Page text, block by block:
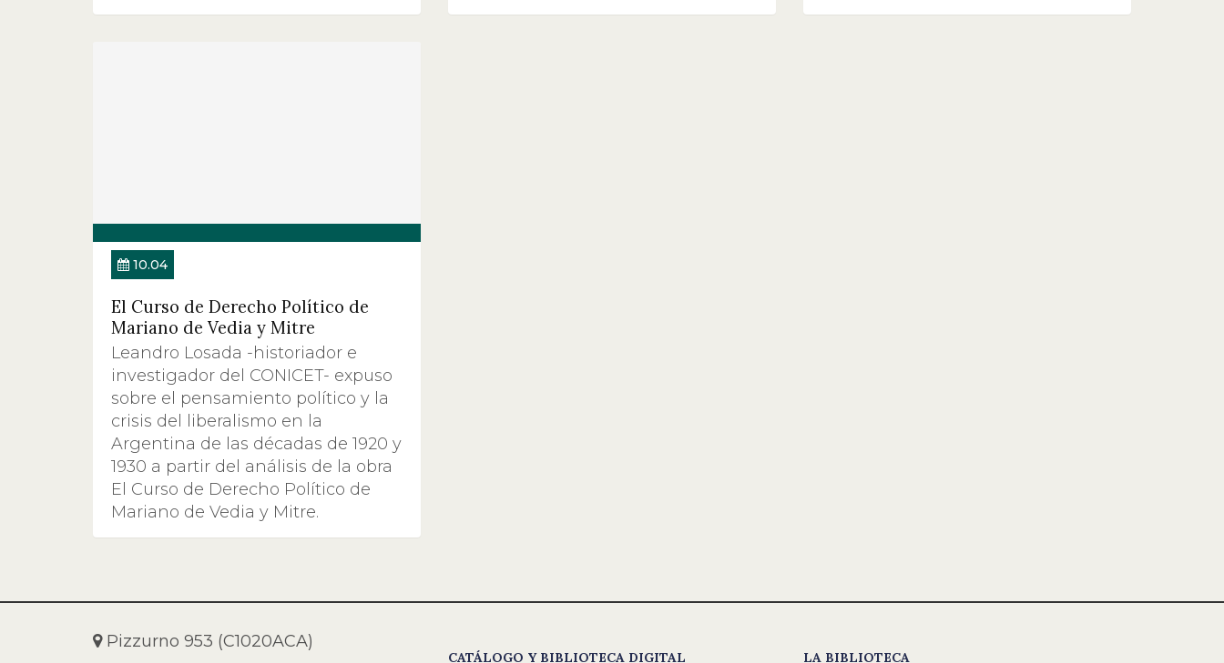
10.04
El Curso de Derecho Político de
Mariano de Vedia y Mitre
Leandro Losada -historiador e
investigador del CONICET- expuso
sobre el pensamiento político y la
crisis del liberalismo en la
Argentina de las décadas de 1920 y
1930 a partir del análisis de la obra
El Curso de Derecho Político de
Mariano de Vedia y Mitre.
Pizzurno 953 (C1020ACA)
CATÁLOGO Y BIBLIOTECA DIGITAL LA BIBLIOTECA